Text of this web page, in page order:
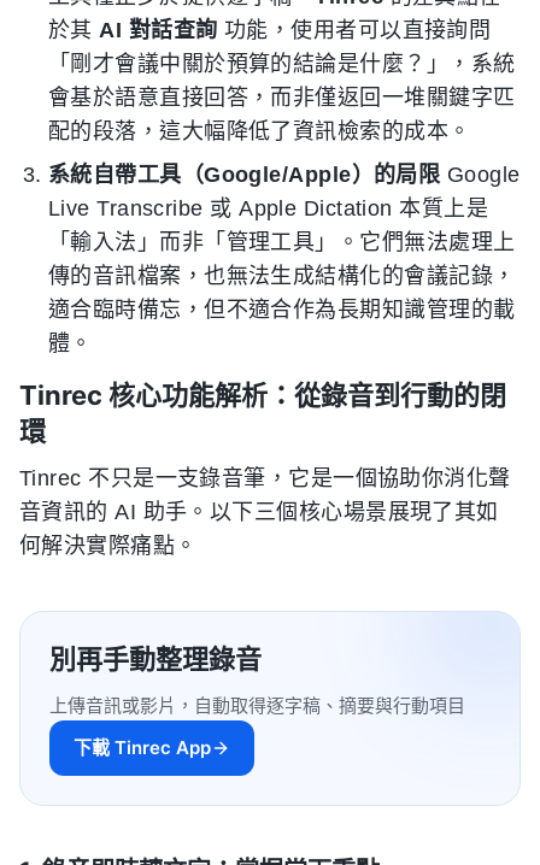
於其AI 對話查詢 功能，使用者可以直接詢問
「剛才會議中關於預算的結論是什麼？」，系統
會基於語意直接回答，而非僅返回一堆關鍵字匹
配的段落，這大幅降低了資訊檢索的成本。
系統自帶工具（Google/Apple）的局限 Google
Live Transcribe 或 Apple Dictation 本質上是
「輸入法」而非「管理工具」。它們無法處理上
傳的音訊檔案，也無法生成結構化的會議記錄，
適合臨時備忘，但不適合作為長期知識管理的載
體。
Tinrec 核心功能解析：從錄音到行動的閉
環
Tinrec 不只是一支錄音筆，它是一個協助你消化聲
音資訊的 AI 助手。以下三個核心場景展現了其如
何解決實際痛點。
別再手動整理錄音
上傳音訊或影片，自動取得逐字稿、摘要與行動項目
下載 Tinrec App